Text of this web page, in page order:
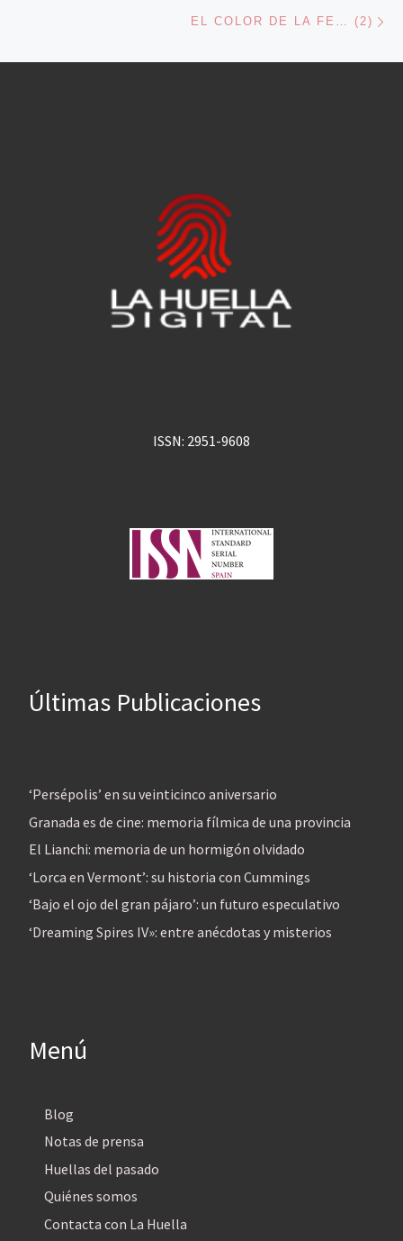
EL COLOR DE LA FE… (2)
ISSN: 2951-9608
Últimas Publicaciones
‘Persépolis’ en su veinticinco aniversario
Granada es de cine: memoria fílmica de una provincia
El Lianchi: memoria de un hormigón olvidado
‘Lorca en Vermont’: su historia con Cummings
‘Bajo el ojo del gran pájaro’: un futuro especulativo
‘Dreaming Spires IV»: entre anécdotas y misterios
Menú
Blog
Notas de prensa
Huellas del pasado
Quiénes somos
Contacta con La Huella